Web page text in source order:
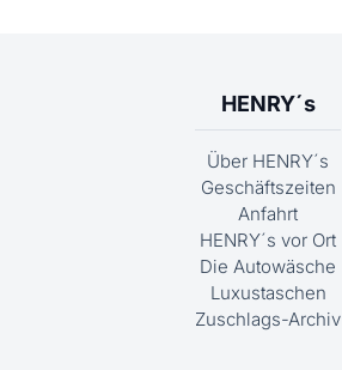
HENRY´s
Über HENRY´s
Geschäftszeiten
Anfahrt
HENRY´s vor Ort
Die Autowäsche
Luxustaschen
Zuschlags-Archiv